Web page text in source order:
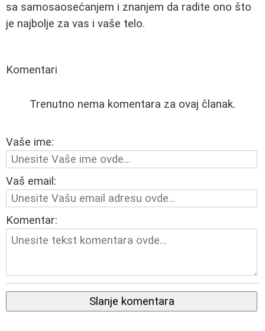
sa samosaosećanjem i znanjem da radite ono što
je najbolje za vas i vaše telo.
Komentari
Trenutno nema komentara za ovaj članak.
Vaše ime:
Vaš email:
Komentar:
Slanje komentara